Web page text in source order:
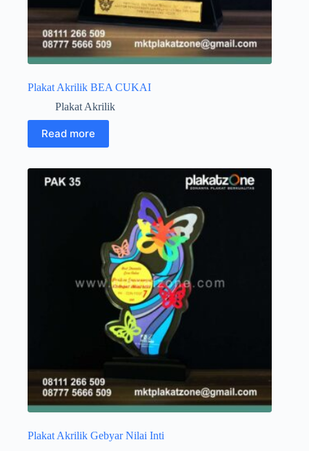
Plakat Akrilik BEA CUKAI
Plakat Akrilik
Read more
Plakat Akrilik Gebyar Nilai Inti